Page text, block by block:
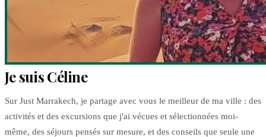
Je suis Céline
Sur Just Marrakech, je partage avec vous le meilleur de ma ville : des
activités et des excursions que j'ai vécues et sélectionnées moi-
même, des séjours pensés sur mesure, et des conseils que seule une